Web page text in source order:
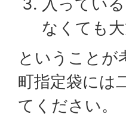
なくても
ということが
町指定袋には
てください。